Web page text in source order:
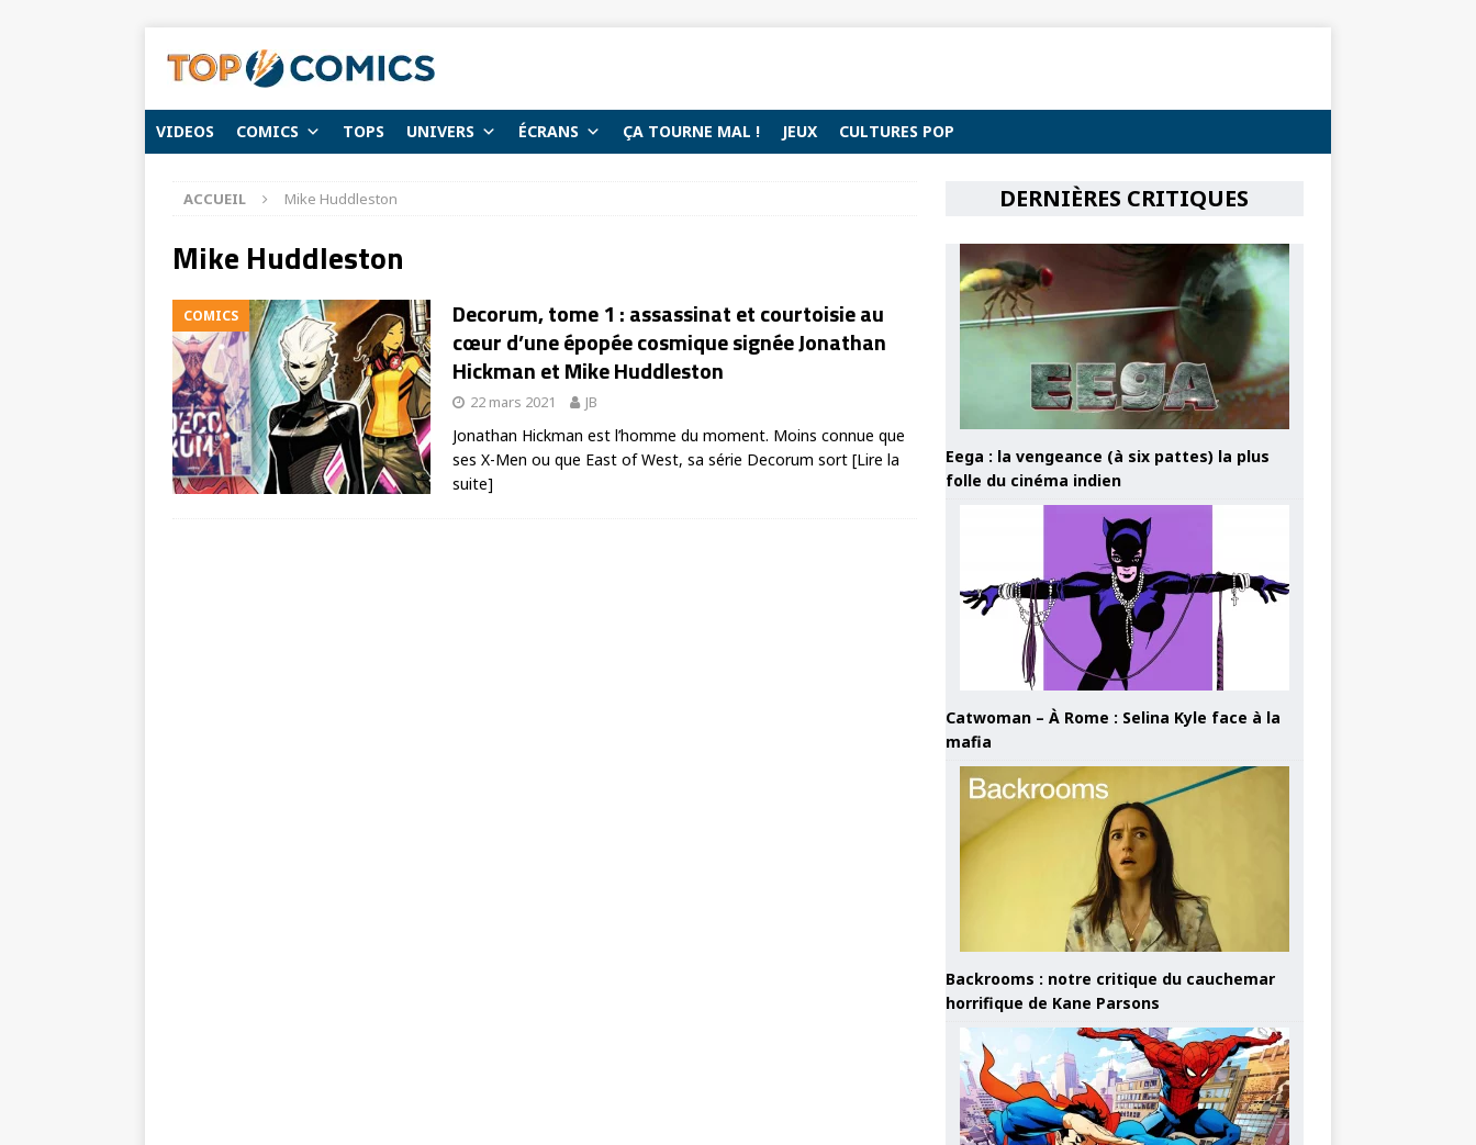
VIDEOS COMICS TOPS UNIVERS ÉCRANS ÇA TOURNE MAL ! JEUX CULTURES POP
ACCUEIL Mike Huddleston
Mike Huddleston
COMICS
Decorum, tome 1 : assassinat et courtoisie au
cœur d’une épopée cosmique signée Jonathan
Hickman et Mike Huddleston
22 mars 2021 JB
Jonathan Hickman est l’homme du moment. Moins connue que
ses X-Men ou que East of West, sa série Decorum sort [Lire la
suite]
DERNIÈRES CRITIQUES
Eega : la vengeance (à six pattes) la plus
folle du cinéma indien
Catwoman – À Rome : Selina Kyle face à la
mafia
Backrooms : notre critique du cauchemar
horrifique de Kane Parsons